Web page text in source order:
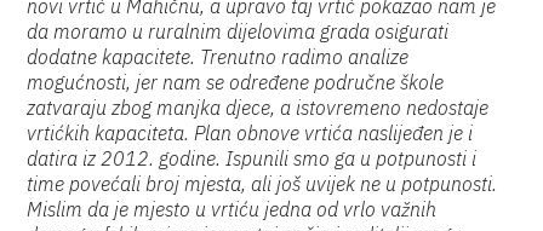
novi vrtić u Mahičnu, a upravo taj vrtić pokazao nam je
da moramo u ruralnim dijelovima grada osigurati
dodatne kapacitete. Trenutno radimo analize
mogućnosti, jer nam se određene područne škole
zatvaraju zbog manjka djece, a istovremeno nedostaje
vrtićkih kapaciteta. Plan obnove vrtića naslijeđen je i
datira iz 2012. godine. Ispunili smo ga u potpunosti i
time povećali broj mjesta, ali još uvijek ne u potpunosti.
Mislim da je mjesto u vrtiću jedna od vrlo važnih